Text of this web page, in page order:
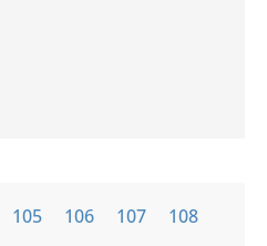
105 106 107
108